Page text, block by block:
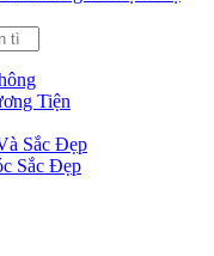
Tiện
Sắc Đẹp
Sắc Đẹp